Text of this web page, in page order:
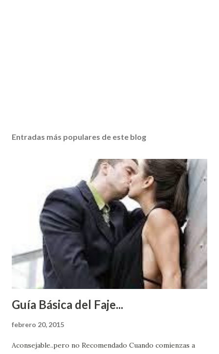
Entradas más populares de este blog
Guía Básica del Faje...
febrero 20, 2015
Aconsejable..pero no Recomendado Cuando comienzas a